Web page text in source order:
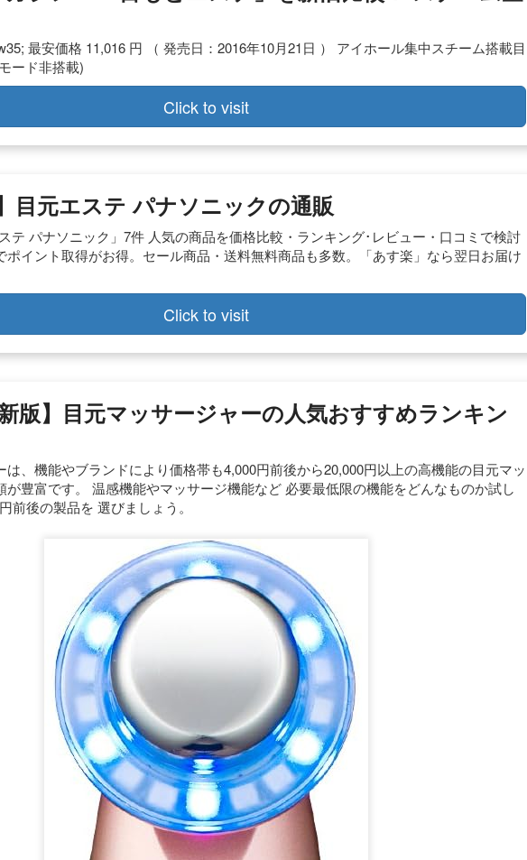
最安価格 11,016 円 （ 発売日：2016年10月21日 ） アイホール集中スチーム搭載目
ード非搭載)
Click to visit
目元エステ パナソニックの通販
テ パナソニック」7件 人気の商品を価格比較・ランキング･レビュー・口コミで検討
ポイント取得がお得。セール商品・送料無料商品も多数。「あす楽」なら翌日お届け
Click to visit
新版】目元マッサージャーの人気おすすめランキン
は、機能やブランドにより価格帯も4,000円前後から20,000円以上の高機能の目元マッ
が豊富です。 温感機能やマッサージ機能など 必要最低限の機能をどんなものか試し
前後の製品を 選びましょう。